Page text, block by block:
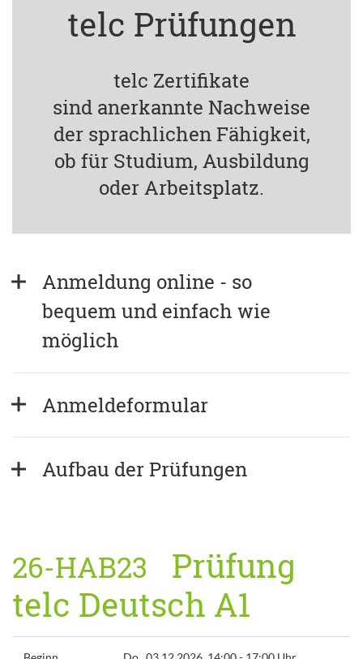
telc Prüfungen
telc Zertifikate
sind anerkannte Nachweise
der sprachlichen Fähigkeit,
ob für Studium, Ausbildung
oder Arbeitsplatz.
Anmeldung online - so
bequem und einfach wie
möglich
Anmeldeformular
Aufbau der Prüfungen
26-HAB23
Prüfung
telc Deutsch A1